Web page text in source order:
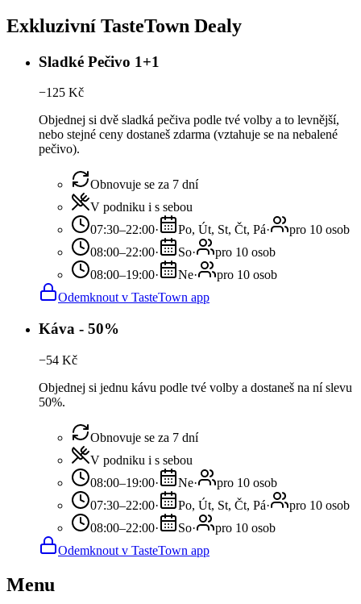
Exkluzivní TasteTown Dealy
Sladké Pečivo 1+1
−125 Kč
Objednej si dvě sladká pečiva podle tvé volby a to levnější,
nebo stejné ceny dostaneš zdarma (vztahuje se na nebalené
pečivo).
Obnovuje se za 7 dní
V podniku i s sebou
07:30–22:00· Po, Út, St, Čt, Pá·
pro 10 osob
08:00–22:00· So·
pro 10 osob
08:00–19:00· Ne·
pro 10 osob
Odemknout v TasteTown app
Káva - 50%
−54 Kč
Objednej si jednu kávu podle tvé volby a dostaneš na ní slevu
50%.
Obnovuje se za 7 dní
V podniku i s sebou
08:00–19:00· Ne·
pro 10 osob
07:30–22:00· Po, Út, St, Čt, Pá·
pro 10 osob
08:00–22:00· So·
pro 10 osob
Odemknout v TasteTown app
Menu